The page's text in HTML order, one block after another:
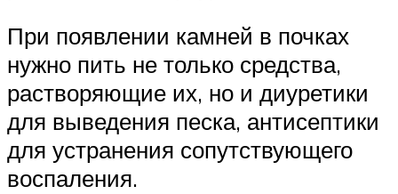
При появлении камней в почках
нужно пить не только средства,
растворяющие их, но и диуретики
для выведения песка, антисептики
для устранения сопутствующего
воспаления.